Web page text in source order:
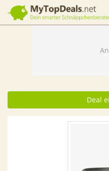
Dein smarter Schnäppchenberater
Deal